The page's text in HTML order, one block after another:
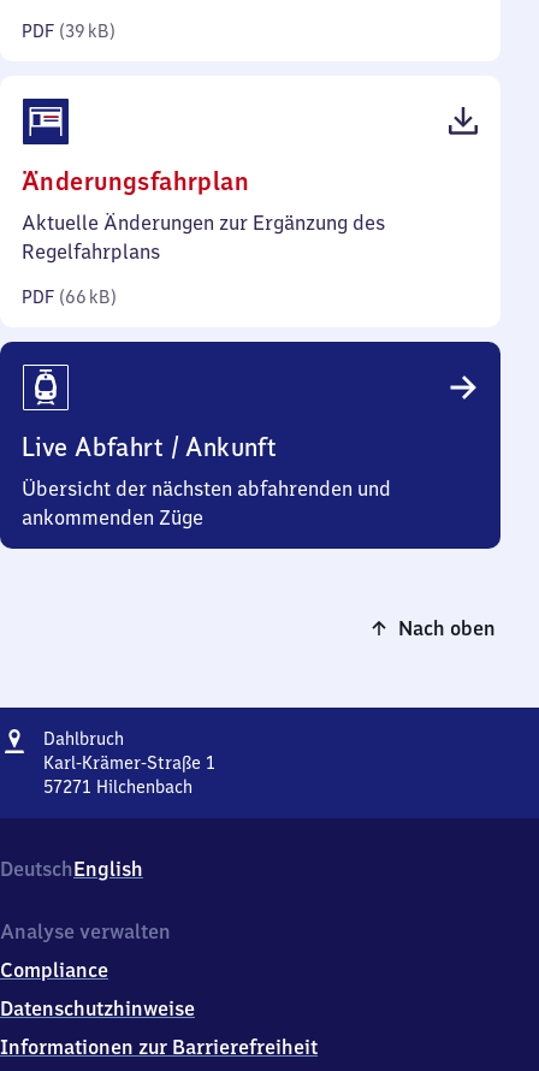
PDF (39 kB)
Änderungsfahrplan
66
Aktuelle Änderungen zur Ergänzung des
Regelfahrplans
PDF (66 kB)
Live Abfahrt / Ankunft
Übersicht der nächsten abfahrenden und
ankommenden Züge
Nach oben
Adresse
Dahlbruch
Karl-Krämer-Straße 1
57271 Hilchenbach
Krämer-
Straße
5
2
7
Hilchenbach
DeutschEnglish
Analyse verwalten
Compliance
Datenschutzhinweise
Informationen zur Barrierefreiheit